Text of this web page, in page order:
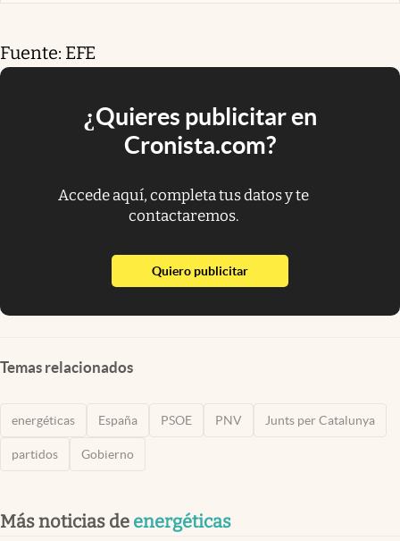
Fuente: EFE
¿Quieres publicitar en
Cronista.com?
Accede aquí, completa tus datos y te
contactaremos.
Quiero publicitarabre en nueva pestaña
Temas relacionados
energéticas España PSOE PNV Junts per Catalunya
partidos Gobierno
Más noticias de energéticas